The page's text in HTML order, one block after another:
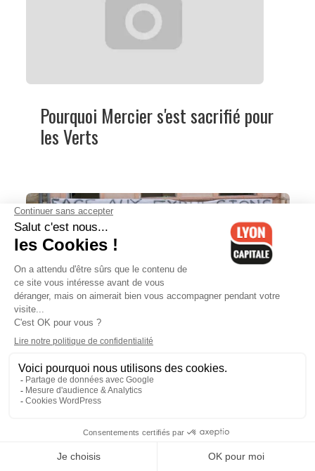
Pourquoi Mercier s'est sacrifié pour
les Verts
Un immeuble réquisitionné par
l'association "Demeurant partout" à
Lyon 7e